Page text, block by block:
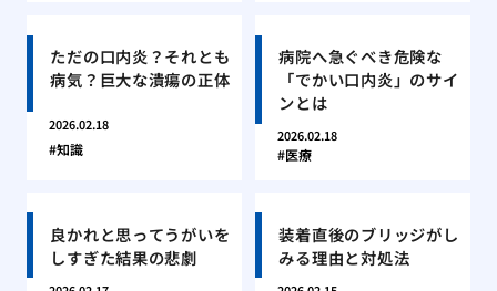
ただの口内炎？それとも
病気？巨大な潰瘍の正体
2026.02.18
知識
病院へ急ぐべき危険な
「でかい口内炎」のサイ
ンとは
2026.02.18
医療
良かれと思ってうがいを
しすぎた結果の悲劇
装着直後のブリッジがし
みる理由と対処法